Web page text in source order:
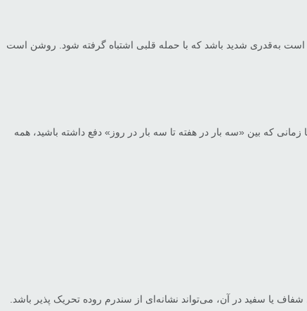
به‌قدری شدید باشد که با حمله قلبی اشتباه گرفته شود. روشن است
که بین «سه بار در هفته تا سه بار در روز» دفع داشته باشید، همه
یا سفید در آن، می‌تواند نشانه‌ای از سندرم روده تحریک پذیر باشد.